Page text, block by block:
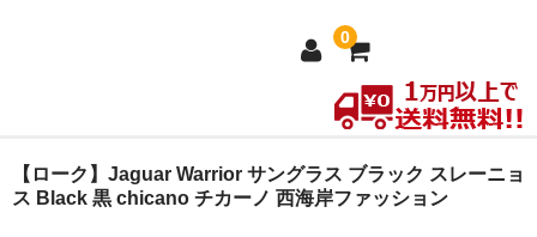
0
ホーム
【ローク】Jaguar Warrior サングラス ブラック スレーニョ
ス Black 黒 chicano チカーノ 西海岸ファッション